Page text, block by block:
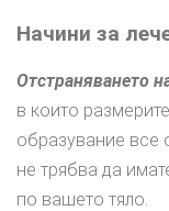
Начини за
Отстраняването
в които
образувание все
не трябва да
по вашето тяло.